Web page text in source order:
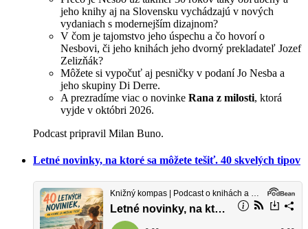
jeho knihy aj na Slovensku vychádzajú v nových
vydaniach s modernejším dizajnom?
V čom je tajomstvo jeho úspechu a čo hovorí o
Nesbovi, či jeho knihách jeho dvorný prekladateľ Jozef
Zelizňák?
Môžete si vypočuť aj pesničky v podaní Jo Nesba a
jeho skupiny Di Derre.
A prezradíme viac o novinke Rana z milosti, ktorá
vyjde v októbri 2026.
Podcast pripravil Milan Buno.
Letné novinky, na ktoré sa môžete tešiť. 40 skvelých tipov